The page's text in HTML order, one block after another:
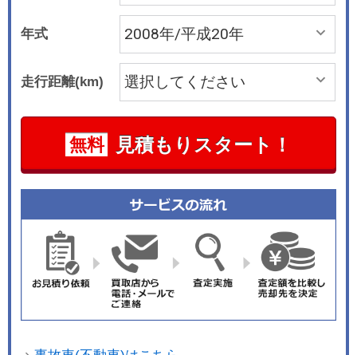
ト、オートホールド機能(ヒルホルダー機能付
き)、エレクトロニックパーキングブレーキなども
標準で装備されている。ESPなど安全装備の充実
度も高い。2009年3月にはゴルフGTIなどと同じ1
47kW(200ps)仕様のエンジンを搭載し、外観や快
適装備なとを充実させた最上級グレードのスポー
ツ＆スタイルを追加した。
年式
走行距離(km)
無料 見積もりスタート！